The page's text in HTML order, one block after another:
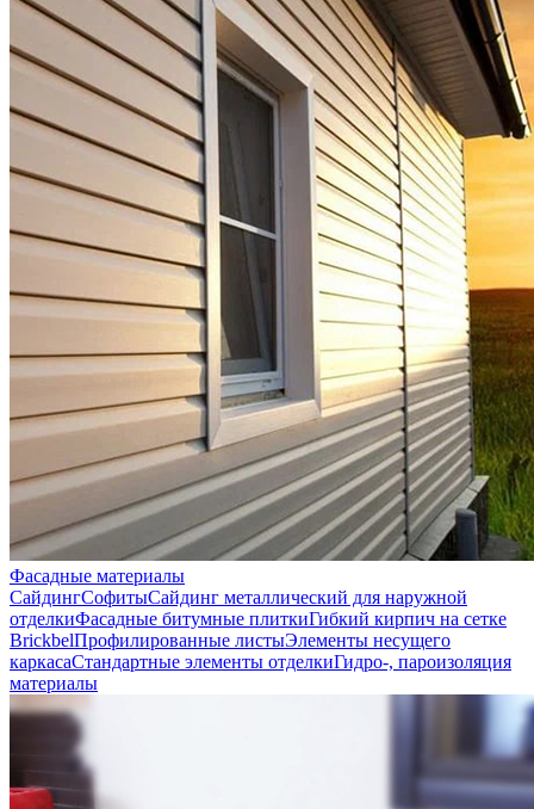
Фасадные материалы
СайдингСофитыСайдинг металлический для наружной
отделкиФасадные битумные плиткиГибкий кирпич на сетке
BrickbelПрофилированные листыЭлементы несущего
каркасаСтандартные элементы отделкиГидро-, пароизоляция
материалы